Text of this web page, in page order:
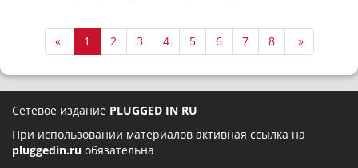
« 1 2 3 4 5 6 7 8 »
Сетевое издание PLUGGED IN RU
При использовании материалов активная ссылка на
pluggedin.ru обязательна